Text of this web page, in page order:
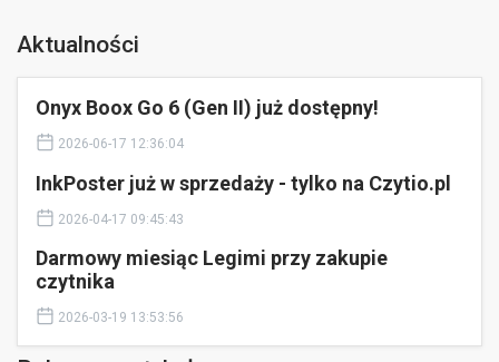
Aktualności
Onyx Boox Go 6 (Gen II) już dostępny!
2026-06-17 12:36:04
InkPoster już w sprzedaży - tylko na Czytio.pl
2026-04-17 09:45:43
Darmowy miesiąc Legimi przy zakupie
czytnika
2026-03-19 13:53:56